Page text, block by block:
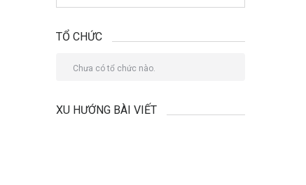
TỔ CHỨC
Chưa có tổ chức nào.
XU HƯỚNG BÀI VIẾT